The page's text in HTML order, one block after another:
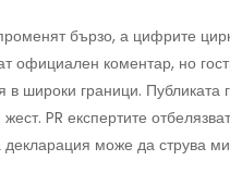
бързо, а цифрите
официален коментар, но
в широки граници.
PR експертите
може да струва